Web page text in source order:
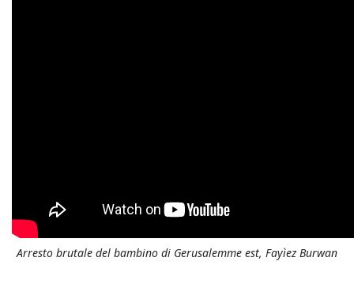
Arresto brutale del bambino di Gerusalemme est, Fayìez Burwan